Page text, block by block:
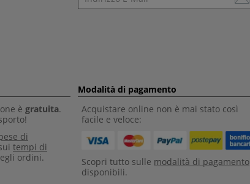
è gratuita.
di
tempi di
ordini.
Modalità di pagamento
Acquistare online non è mai stato così
facile e veloce:
Scopri tutto sulle modalità di pagamento
disponibili.